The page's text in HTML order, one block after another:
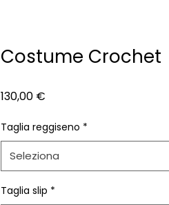
Costume Crochet
130,00 €
Taglia reggiseno *
Seleziona
Taglia slip *